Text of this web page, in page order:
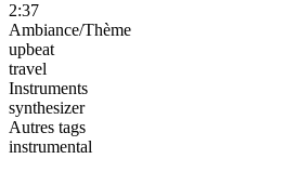
2:37
Ambiance/Thème
upbeat
travel
Instruments
synthesizer
Autres tags
instrumental